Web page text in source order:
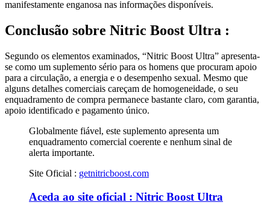
se como um suplemento sério para os homens que procuram apoio
para a circulação, a energia e o desempenho sexual. Mesmo que
alguns detalhes comerciais careçam de homogeneidade, o seu
enquadramento de compra permanece bastante claro, com garantia,
apoio identificado e pagamento único.
enquadramento comercial coerente e nenhum sinal de
alerta importante.